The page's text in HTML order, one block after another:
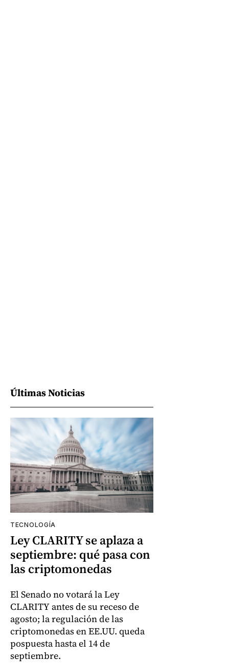
Últimas Noticias
TECNOLOGÍA
Ley CLARITY se aplaza a
septiembre: qué pasa con
las criptomonedas
El Senado no votará la Ley
CLARITY antes de su receso de
agosto; la regulación de las
criptomonedas en EE.UU. queda
pospuesta hasta el 14 de
septiembre.